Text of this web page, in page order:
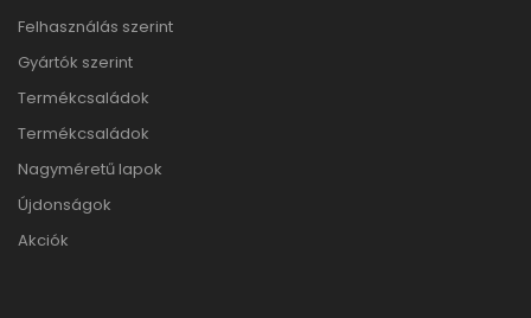
Felhasználás szerint
Gyártók szerint
Termékcsaládok
Termékcsaládok
Nagyméretű lapok
Újdonságok
Akciók